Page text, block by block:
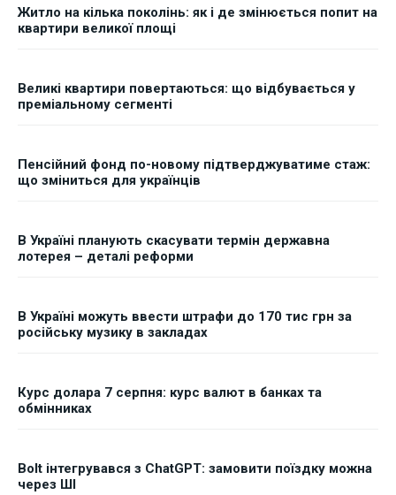
Житло на кілька поколінь: як і де змінюється попит на
квартири великої площі
Великі квартири повертаються: що відбувається у
преміальному сегменті
Пенсійний фонд по-новому підтверджуватиме стаж:
що зміниться для українців
В Україні планують скасувати термін державна
лотерея – деталі реформи
В Україні можуть ввести штрафи до 170 тис грн за
російську музику в закладах
Курс долара 7 серпня: курс валют в банках та
обмінниках
Bolt інтегрувався з ChatGPT: замовити поїздку можна
через ШІ